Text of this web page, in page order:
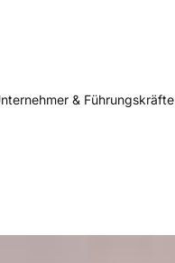
& Führungskräfte